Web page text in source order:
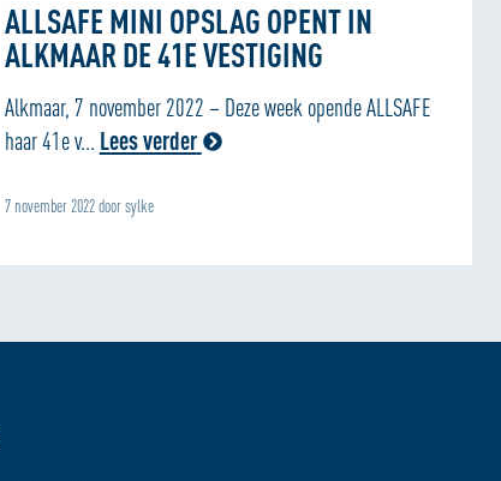
ALLSAFE MINI OPSLAG OPENT IN
ALKMAAR DE 41E VESTIGING
Alkmaar, 7 november 2022 – Deze week opende ALLSAFE
haar 41e v... Lees verder
7 november 2022 door sylke